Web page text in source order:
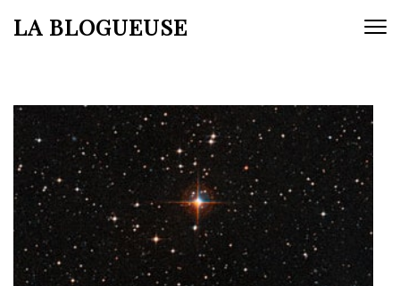
auLA BLOGUEUSE